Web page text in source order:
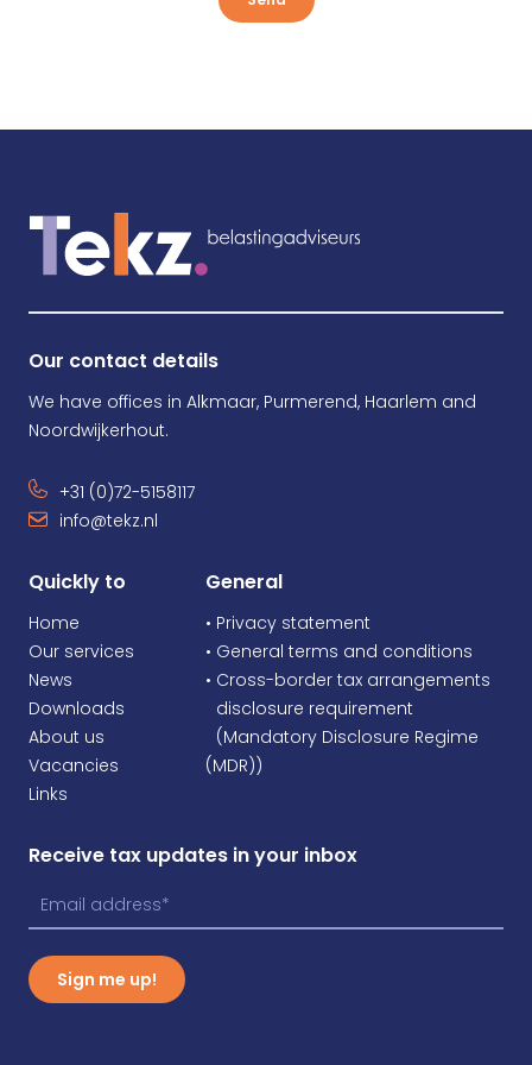
Our contact details
We have offices in Alkmaar, Purmerend, Haarlem and
Noordwijkerhout.
+31 (0)72-5158117
info@tekz.nl
Quickly to
Home
Our services
News
Downloads
About us
Vacancies
Links
General
• Privacy statement
• General terms and conditions
• Cross-border tax arrangements
disclosure requirement
(Mandatory Disclosure Regime
(MDR))
Receive tax updates in your inbox
Sign me up!